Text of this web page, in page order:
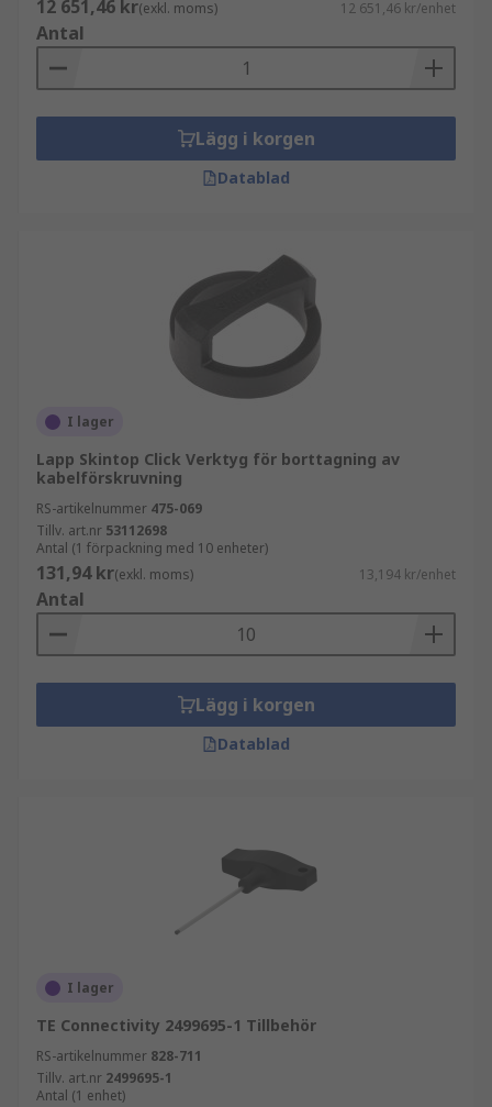
12 651,46 kr(exkl. moms) 12 651,46 kr/enhet
Antal
Lägg i korgen
Datablad
I lager
Lapp Skintop Click Verktyg för borttagning av
kabelförskruvning
RS-artikelnummer 475-069
Tillv. art.nr 53112698
Antal (1 förpackning med 10 enheter)
131,94 kr(exkl. moms) 13,194 kr/enhet
Antal
Lägg i korgen
Datablad
I lager
TE Connectivity 2499695-1 Tillbehör
RS-artikelnummer 828-711
Tillv. art.nr 2499695-1
Antal (1 enhet)